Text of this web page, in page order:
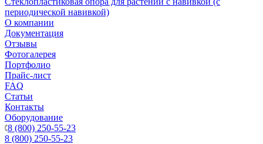
периодической навивкой)
О компании
Документация
Отзывы
Фотогалерея
Портфолио
Прайс-лист
FAQ
Статьи
Контакты
Оборудование
8 (800) 250-55-23
8 (800) 250-55-23